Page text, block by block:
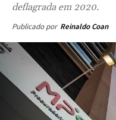
deflagrada em 2020.
Publicado por Reinaldo Coan